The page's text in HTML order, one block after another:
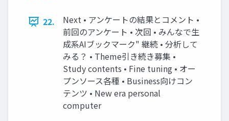
22.
Next • アンケートの結果とコメント •
前回のアンケート • 次回 • みんなで生
成系AIブックマーク" 継続 • 分析して
みる？ • Theme引き続き募集 •
Study contents • Fine tuning • オー
プンソース各種 • Business向けコン
テンツ • New era personal
computer